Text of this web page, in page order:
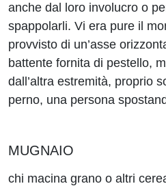
anche dal loro involucro o
spappolarli. Vi era pure il
provvisto di un’asse
battente fornita di pestello,
dall’altra estremità, proprio
perno, una persona
MUGNAIO
chi macina grano o altri